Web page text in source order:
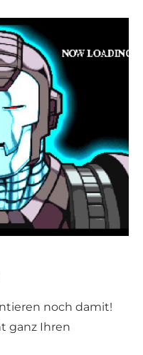
noch damit!
ganz Ihren